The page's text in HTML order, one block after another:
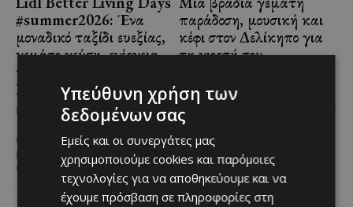
#summer2026: Ένα
μοναδικό ταξίδι ευεξίας,
γεμάτο γεύση, ενέργεια
και χαμόγελα σε όλη την
Κύπρο
Με 6 προορισμούς, πάνω από
1.700 συμμετέχοντες και
περισσότερες από 3.500
μερίδες, η Lidl Κύπρου
επιβεβαίωσε για ακόμα...
παράδοση, μουσική και
κέφι στον Δελίκηπο για
τη γιορτή του
@menoumekypro Μια βραδιά
γεμάτη παράδοση, μουσική, χορό
και αυθεντικές γεύσεις στον
Δελίκηπο!
γλέντι,...
Υπεύθυνη χρήση των
δεδομένων σας
Εμείς και οι συνεργάτες μας
χρησιμοποιούμε cookies και παρόμοιες
τεχνολογίες για να αποθηκεύουμε και να
έχουμε πρόσβαση σε πληροφορίες στη